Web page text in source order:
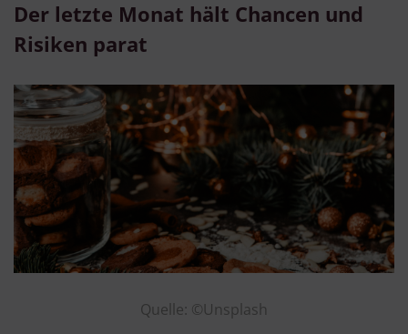
Quelle: ©Unsplash
Der letzte Monat hält Chancen und
Risiken parat